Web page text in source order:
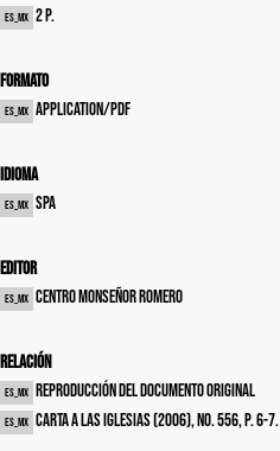
es_MX 2 p.
Formato
es_MX application/pdf
Idioma
es_MX spa
Editor
es_MX Centro Monseñor Romero
Relación
es_MX Reproducción del documento original
es_MX Carta a las iglesias (2006), no. 556, p. 6-7.